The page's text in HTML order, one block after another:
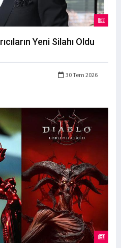
Yeni Silahı Oldu
30 Tem 2026